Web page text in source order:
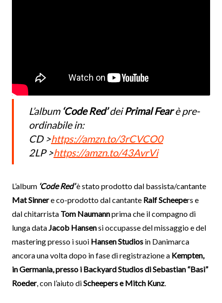
L’album ‘Code Red’deiPrimal Fearè pre-
ordinabile in:
CD >https://amzn.to/3rCVCO0
2LP >https://amzn.to/43AvrVi
L’album ‘Code Red’è stato prodotto dal bassista/cantante
Mat Sinnere co-prodotto dal cantante Ralf Scheepers e
dal chitarrista Tom Naumannprima che il compagno di
lunga dataJacob Hansensi occupasse del missaggio e del
mastering presso i suoi Hansen Studiosin Danimarca
ancora una volta dopo in fase di registrazione a Kempten,
in Germania, presso i Backyard Studios di Sebastian “Basi”
Roeder, con l’aiuto diScheepers e Mitch Kunz.